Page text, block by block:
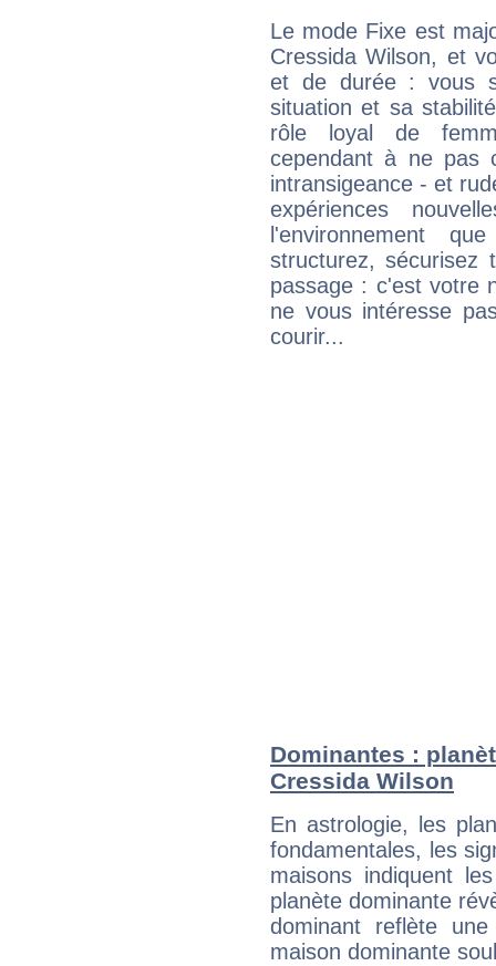
Le mode Fixe est
Cressida Wilson, et
et de durée : vous
situation et sa
rôle loyal de
cependant à ne pas
intransigeance - et
expériences
l'environnement
structurez, sécurisez
passage : c'est votre
ne vous intéresse
courir...
Dominantes :
Cressida Wilson
En astrologie, les
fondamentales, les
maisons indiquent
planète dominante
dominant reflète
maison dominante